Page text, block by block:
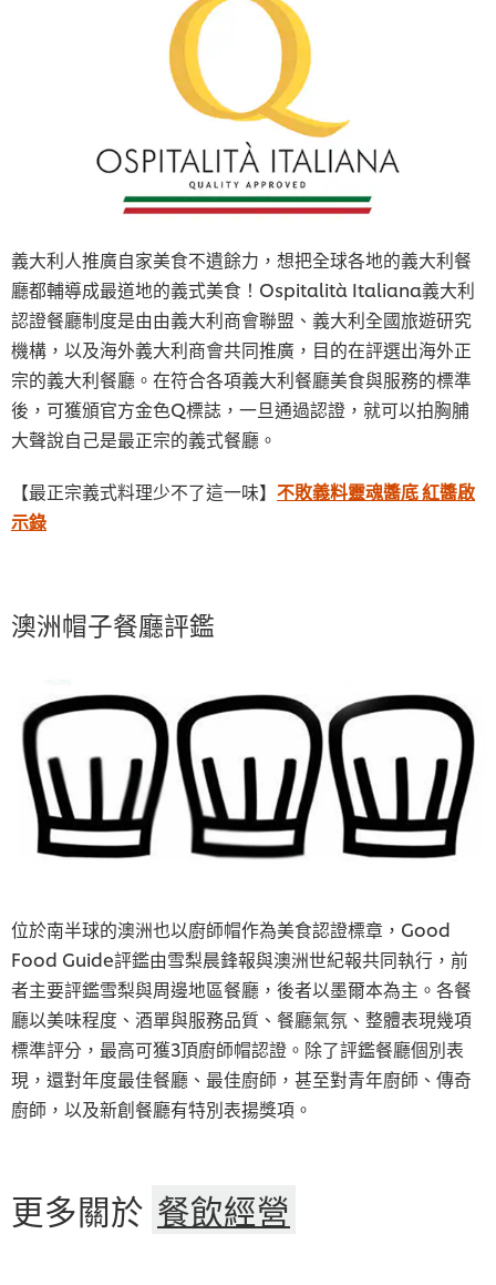
義大利人推廣自家美食不遺餘力，想把全球各地的義大利餐
廳都輔導成最道地的義式美食！Ospitalità Italiana義大利
認證餐廳制度是由由義大利商會聯盟、義大利全國旅遊研究
機構，以及海外義大利商會共同推廣，目的在評選出海外正
宗的義大利餐廳。在符合各項義大利餐廳美食與服務的標準
後，可獲頒官方金色Q標誌，一旦通過認證，就可以拍胸脯
大聲說自己是最正宗的義式餐廳。
【最正宗義式料理少不了這一味】 不敗義料靈魂醬底 紅醬啟
示錄
澳洲帽子餐廳評鑑
位於南半球的澳洲也以廚師帽作為美食認證標章，Good
Food Guide評鑑由雪梨晨鋒報與澳洲世紀報共同執行，前
者主要評鑑雪梨與周邊地區餐廳，後者以墨爾本為主。各餐
廳以美味程度、酒單與服務品質、餐廳氣氛、整體表現幾項
標準評分，最高可獲3頂廚師帽認證。除了評鑑餐廳個別表
現，還對年度最佳餐廳、最佳廚師，甚至對青年廚師、傳奇
廚師，以及新創餐廳有特別表揚獎項。
更多關於 餐飲經營